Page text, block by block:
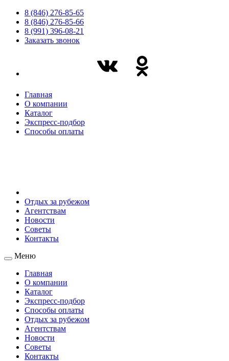
8 (846) 276-85-65
8 (846) 276-85-66
8 (991) 396-08-21
Заказать звонок
Главная
О компании
Каталог
Экспресс-подбор
Способы оплаты
Отдых за рубежом
Агентствам
Новости
Советы
Контакты
Меню
Главная
О компании
Каталог
Экспресс-подбор
Способы оплаты
Отдых за рубежом
Агентствам
Новости
Советы
Контакты